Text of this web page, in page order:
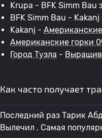
Krupa - BFK Simm Bau
BFK Simm Bau -
Kakanj -
Американские горки
Город Тузла -
Как часто получает
Последний раз Тарик
Вылечил . Самая